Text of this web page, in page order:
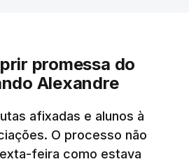
promessa do
Alexandre
afixadas e alunos à
O processo não
feira como estava